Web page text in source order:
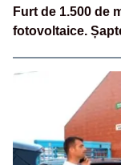
Furt de 1.500 de
fotovoltaice.